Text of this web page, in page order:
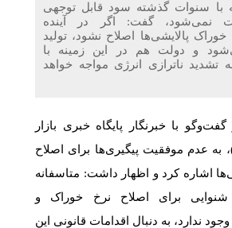
با سنوات گذشته سود قابل توجهی
نمی‌شود، گفت: اگر در آینده
پالایشی‌ها اصلاح نشود، تولید
و دولت هم در این زمینه با
تشدید ناترازی انرژی مواجه خواهد
با خبرنگار پایگاه خبری بازار
به عدم موفقیت پیگیری‌ها برای اصلاح
اشاره کرد و اظهار داشت: متاسفانه
برای اصلاح نرخ خوراک و
ندارد، به دنبال اقدامات قانونی این